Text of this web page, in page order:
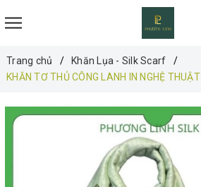
Trang chủ
Khăn Lụa - Silk Scarf
KHĂN TƠ THỦ CÔNG LANH IN NGHỆ THUẬT